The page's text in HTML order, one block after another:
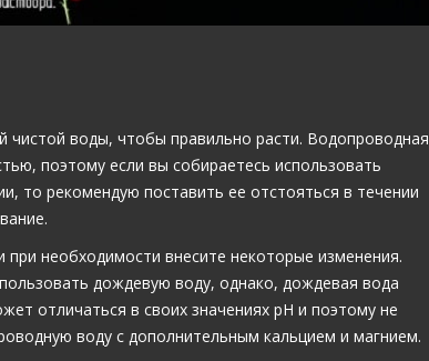
чистой воды, чтобы правильно расти. Водопроводная
поэтому если вы собираетесь использовать
то рекомендую поставить ее отстояться в течении
необходимости внесите некоторые изменения.
дождевую воду, однако, дождевая вода
отличаться в своих значениях рН и поэтому не
воду с дополнительным кальцием и магнием.